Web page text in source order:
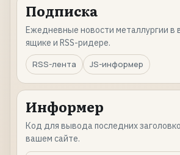
Подписка
Ежедневные новости металлургии в
ящике и RSS-ридере.
RSS-лента
JS-информер
Информер
Код для вывода последних
вашем сайте.